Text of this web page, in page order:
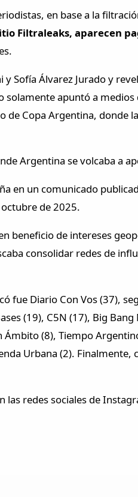
en base a la
Filtraleaks, aparecen
Sofía Álvarez Jurado y
solamente apuntó a
Copa Argentina, donde
Argentina se volcaba a
en un comunicado
de 2025.
beneficio de intereses
consolidar redes de
fue Diario Con Vos (37),
(19), C5N (17), Big
(8), Tiempo
Urbana (2).
redes sociales de